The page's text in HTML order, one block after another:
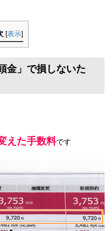
[表示]
金」で損しないた
えた手数料です